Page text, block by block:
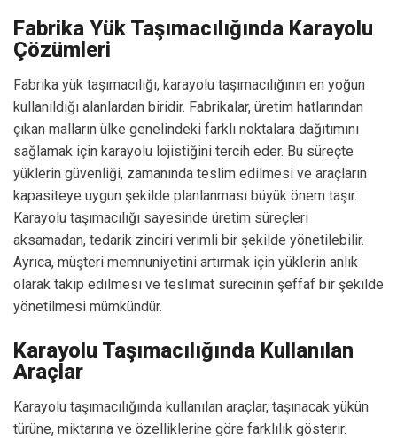
Fabrika Yük Taşımacılığında Karayolu
Çözümleri
Fabrika yük taşımacılığı, karayolu taşımacılığının en yoğun
kullanıldığı alanlardan biridir. Fabrikalar, üretim hatlarından
çıkan malların ülke genelindeki farklı noktalara dağıtımını
sağlamak için karayolu lojistiğini tercih eder. Bu süreçte
yüklerin güvenliği, zamanında teslim edilmesi ve araçların
kapasiteye uygun şekilde planlanması büyük önem taşır.
Karayolu taşımacılığı sayesinde üretim süreçleri
aksamadan, tedarik zinciri verimli bir şekilde yönetilebilir.
Ayrıca, müşteri memnuniyetini artırmak için yüklerin anlık
olarak takip edilmesi ve teslimat sürecinin şeffaf bir şekilde
yönetilmesi mümkündür.
Karayolu Taşımacılığında Kullanılan
Araçlar
Karayolu taşımacılığında kullanılan araçlar, taşınacak yükün
türüne, miktarına ve özelliklerine göre farklılık gösterir.